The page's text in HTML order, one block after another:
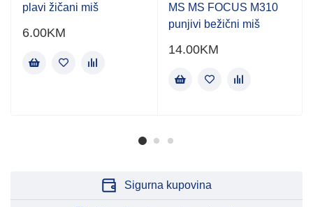
plavi žičani miš
6.00KM
MS MS FOCUS M310
punjivi bežični miš
14.00KM
Sigurna kupovina